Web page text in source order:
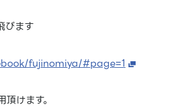
びます
fujinomiya/#page=1
けます。